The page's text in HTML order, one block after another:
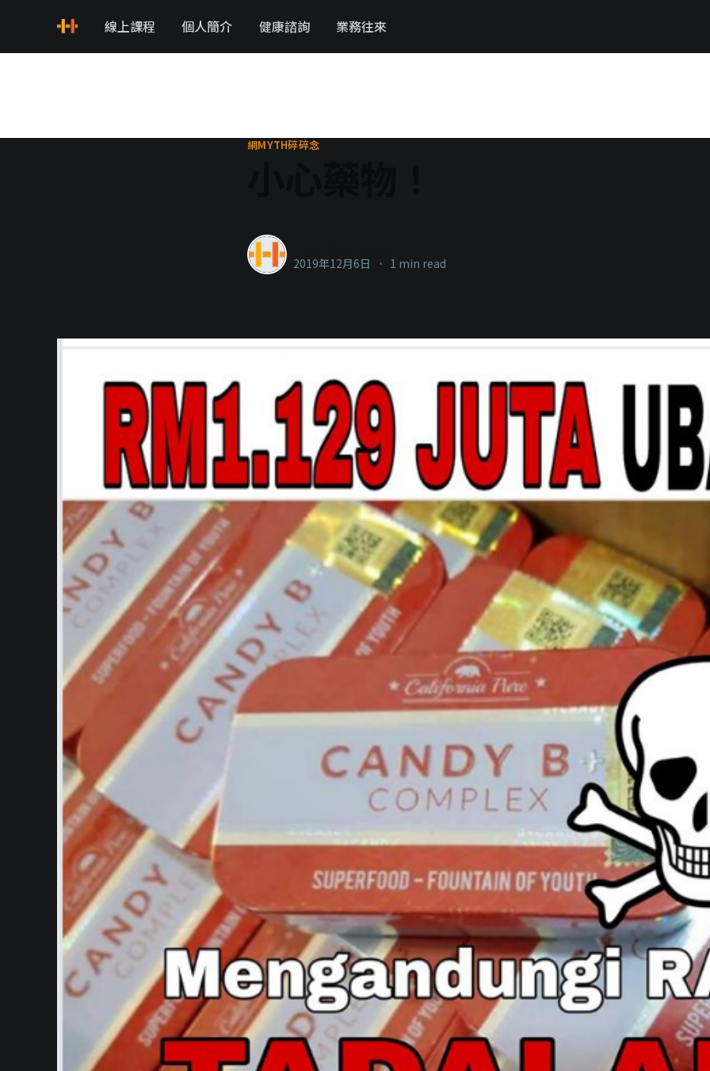
線上課程 個人簡介 健康諮詢 業務往來
網MYTH碎碎念
2019年12月6日 • 1 min read